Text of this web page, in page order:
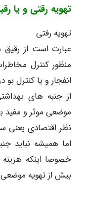
تهویه رقتی و یا
تهویه رفتی
عبارت است از
منظور کنترل
انفجار و یا کنترل بو
از جنبه های
موضعی موثر و مفید
نظر اقتصادی یعنی
اما همیشه نباید
خصوصا اینکه
بیش از تهویه